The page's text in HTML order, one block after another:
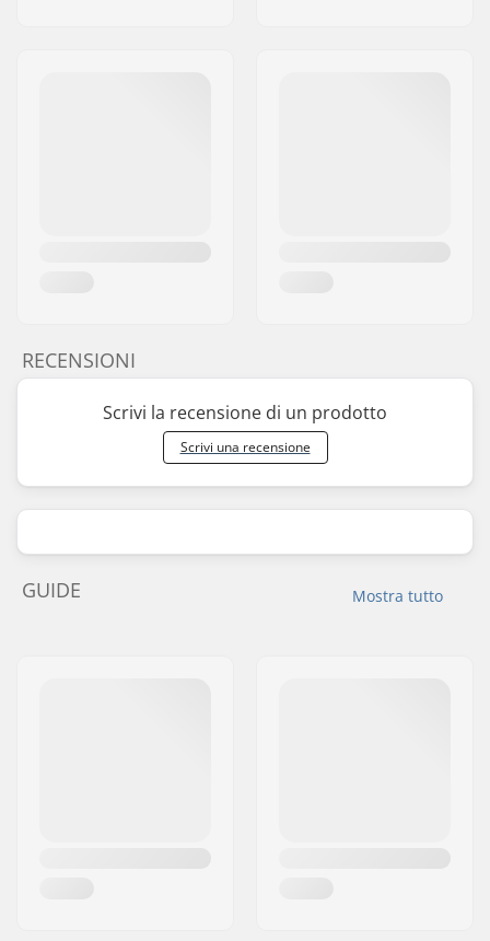
RECENSIONI
Scrivi la recensione di un prodotto
Scrivi una recensione
Mostra tutto
GUIDE